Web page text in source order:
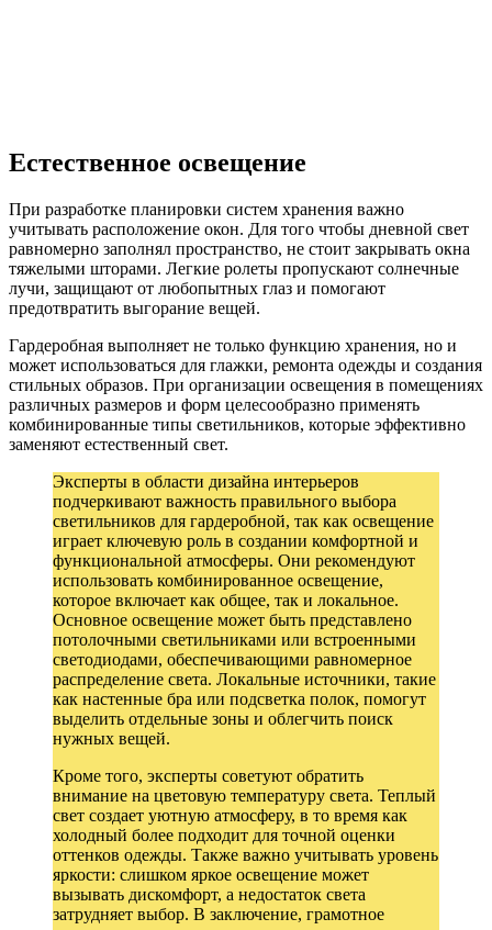
Естественное освещение
При разработке планировки систем хранения важно
учитывать расположение окон. Для того чтобы дневной свет
равномерно заполнял пространство, не стоит закрывать окна
тяжелыми шторами. Легкие ролеты пропускают солнечные
лучи, защищают от любопытных глаз и помогают
предотвратить выгорание вещей.
Гардеробная выполняет не только функцию хранения, но и
может использоваться для глажки, ремонта одежды и создания
стильных образов. При организации освещения в помещениях
различных размеров и форм целесообразно применять
комбинированные типы светильников, которые эффективно
заменяют естественный свет.
Эксперты в области дизайна интерьеров
подчеркивают важность правильного выбора
светильников для гардеробной, так как освещение
играет ключевую роль в создании комфортной и
функциональной атмосферы. Они рекомендуют
использовать комбинированное освещение,
которое включает как общее, так и локальное.
Основное освещение может быть представлено
потолочными светильниками или встроенными
светодиодами, обеспечивающими равномерное
распределение света. Локальные источники, такие
как настенные бра или подсветка полок, помогут
выделить отдельные зоны и облегчить поиск
нужных вещей.
Кроме того, эксперты советуют обратить
внимание на цветовую температуру света. Теплый
свет создает уютную атмосферу, в то время как
холодный более подходит для точной оценки
оттенков одежды. Также важно учитывать уровень
яркости: слишком яркое освещение может
вызывать дискомфорт, а недостаток света
затрудняет выбор. В заключение, грамотное